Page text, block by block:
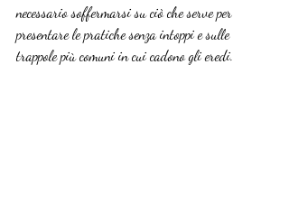
necessario soffermarsi su ciò che serve per
presentare le pratiche senza intoppi e sulle
trappole più comuni in cui cadono gli eredi.